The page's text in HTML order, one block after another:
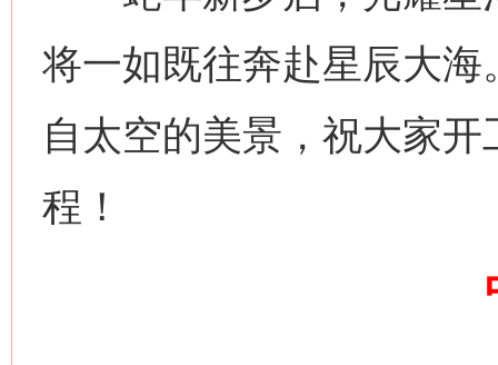
将一如既往奔赴星辰大
自太空的美景，祝大家
程！
网上购药对药下症？